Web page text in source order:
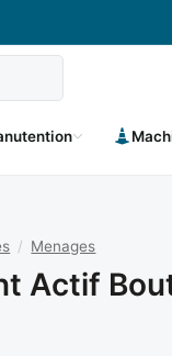
/ Menages
Actif